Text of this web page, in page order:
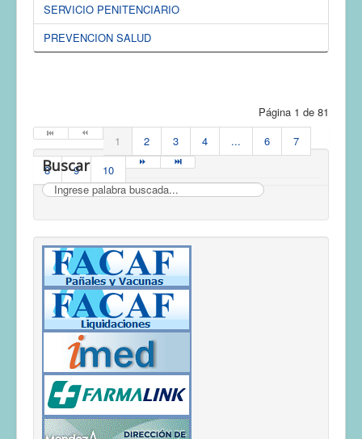
SERVICIO PENITENCIARIO
PREVENCION SALUD
Página 1 de 81
1
2 3 4 ... 6
7
8
9 10
Buscar
Buscar